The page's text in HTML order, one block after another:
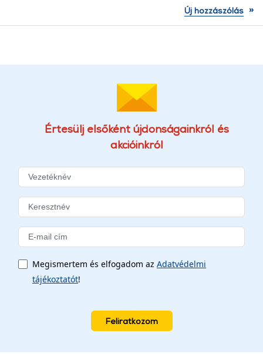
Új hozzászólás »
Értesülj elsőként újdonságainkról és
akcióinkról
Megismertem és elfogadom az Adatvédelmi
tájékoztatót!
Feliratkozom